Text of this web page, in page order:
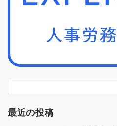
最近の投稿